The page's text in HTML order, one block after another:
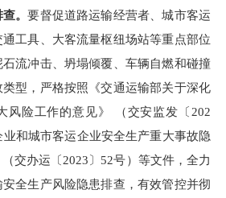
查。要督促道路运输经营者、城市客运
工具、大客流量枢纽场站等重点部位
流冲击、坍塌倾覆、车辆自燃和碰撞
型，严格按照《交通运输部关于深化
风险工作的意见》 （交安监发〔202
和城市客运企业安全生产重大事故隐
交办运〔2023〕52号）等文件，全力
全生产风险隐患排查，有效管控并彻